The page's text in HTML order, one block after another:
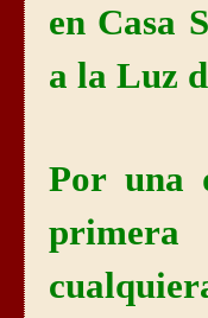
en Casa
a la Luz
Por una
primera